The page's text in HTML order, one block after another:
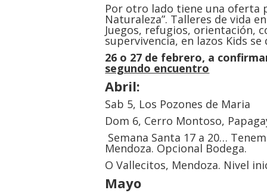
Por otro lado tiene una oferta
Naturaleza”. Talleres de vida
Juegos, refugios, orientación,
supervivencia, en lazos Kids
26 o 27 de febrero, a
segundo encuentro
Abril:
Sab 5, Los Pozones de Maria
Dom 6, Cerro Montoso,
Semana Santa 17 a 20…
Mendoza. Opcional Bodega.
O Vallecitos, Mendoza. Nivel
Mayo